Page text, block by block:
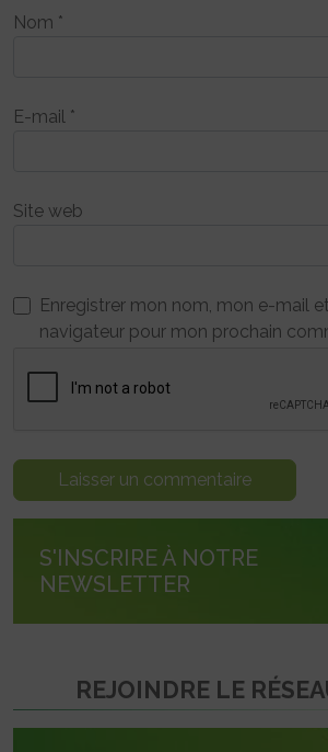
Nom *
E-mail *
Site web
Enregistrer mon nom, mon e-mail
navigateur pour mon prochain
S'INSCRIRE À NOTRE
NEWSLETTER
REJOINDRE LE